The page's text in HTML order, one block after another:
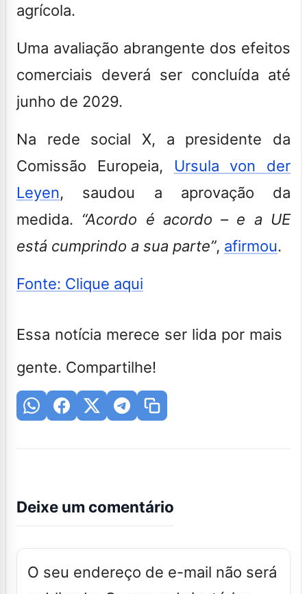
agrícola.
Uma avaliação abrangente dos efeitos
comerciais deverá ser concluída até
junho de 2029.
Na rede social X, a presidente da
Comissão Europeia, Ursula von der
Leyen, saudou a aprovação da
medida. “Acordo é acordo – e a UE
está cumprindo a sua parte”, afirmou.
Fonte: Clique aqui
Essa notícia merece ser lida por mais
gente. Compartilhe!
Deixe um comentário
O seu endereço de e-mail não será